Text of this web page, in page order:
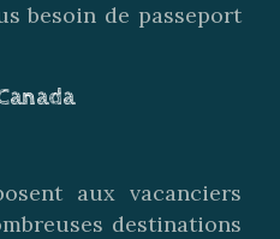
besoin de passeport
aux vacanciers
destinations